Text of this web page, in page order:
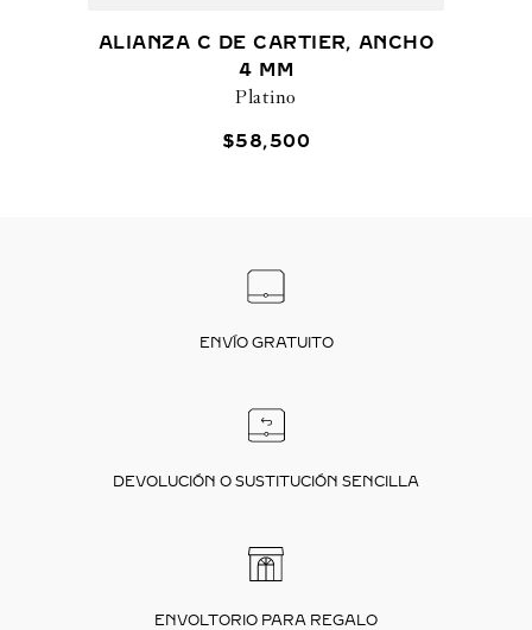
ALIANZA C DE CARTIER, ANCHO
4 MM
Platino
$58,500
ENVÍO GRATUITO
DEVOLUCIÓN O SUSTITUCIÓN SENCILLA
ENVOLTORIO PARA REGALO